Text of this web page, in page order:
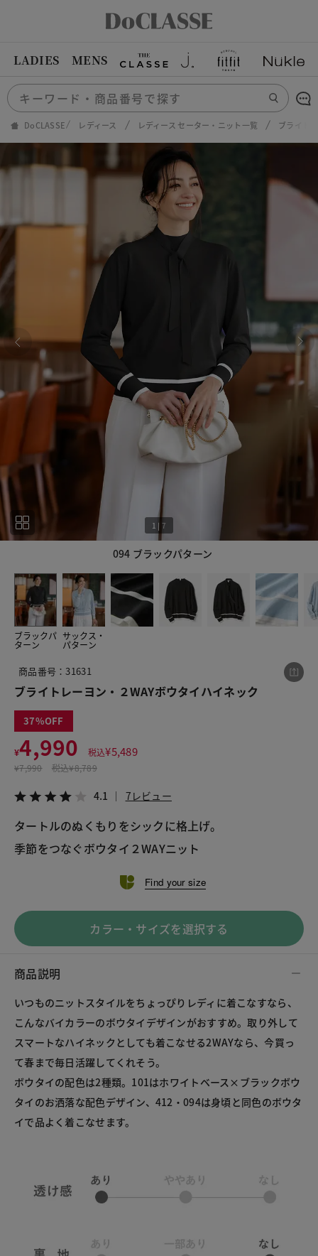
LADIES MENS
DoCLASSE レディース レディース セーター・ニット一覧 ブライト
094 ブラックパターン
1 | 7
ブラックパ
ターン
サックス・
パターン
7
商品番号：31631
ブライトレーヨン・２WAYボウタイハイネック
37
¥4,990 税込¥5,489
¥7,990 税込¥8,789
4.1 7レビュー
タートルのぬくもりをシックに格上げ。
季節をつなぐボウタイ２WAYニット
Find your size
カラー・サイズを選択する
商品説明
いつものニットスタイルをちょっぴりレディに着こなすなら、
こんなバイカラーのボウタイデザインがおすすめ。取り外して
スマートなハイネックとしても着こなせる2WAYなら、今買っ
て春まで毎日活躍してくれそう。
ボウタイの配色は2種類。101はホワイトベース×ブラックボウ
タイのお洒落な配色デザイン、412・094は身頃と同色のボウタ
イで品よく着こなせます。
この商品をシェアする
¥4,990
税込¥5,489
LINE X メール